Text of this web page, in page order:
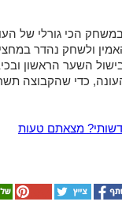
הכי גורלי של
ולשחק נהדר
השער הראשון
כדי שהקבוצה
מצאתם טעות